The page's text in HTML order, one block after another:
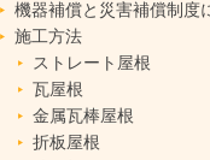
機器補償と災害補償制度
施工方法
ストレート屋根
瓦屋根
金属瓦棒屋根
折板屋根